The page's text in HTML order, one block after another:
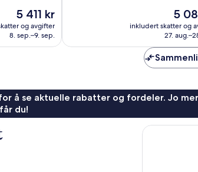
Prisen
er
5 411 kr
5 411 kr
og avgifter
8. sep.–9. sep.
Prisen
er
5 083
5
inkludert skatter og
27.
å se aktuelle rabatter og fordeler. Jo
du!